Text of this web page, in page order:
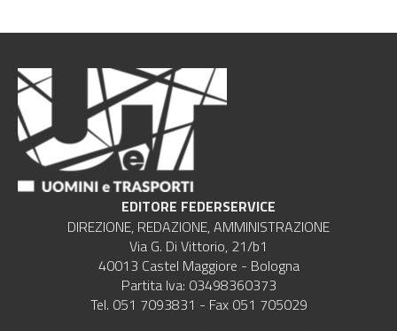
EDITORE FEDERSERVICE
DIREZIONE, REDAZIONE, AMMINISTRAZIONE
Via G. Di Vittorio, 21/b1
40013 Castel Maggiore - Bologna
Partita Iva: 03498360373
Tel. 051 7093831 - Fax 051 705029